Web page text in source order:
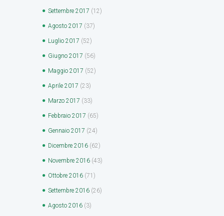
Settembre 2017 (12)
Agosto 2017 (37)
Luglio 2017 (52)
Giugno 2017 (56)
Maggio 2017 (52)
Aprile 2017 (23)
Marzo 2017 (33)
Febbraio 2017 (65)
Gennaio 2017 (24)
Dicembre 2016 (62)
Novembre 2016 (43)
Ottobre 2016 (71)
Settembre 2016 (26)
Agosto 2016 (3)